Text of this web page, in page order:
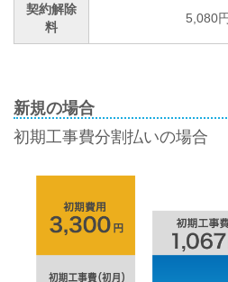
契約解除
料
5,080
新規の場合
初期工事費分割払いの場合